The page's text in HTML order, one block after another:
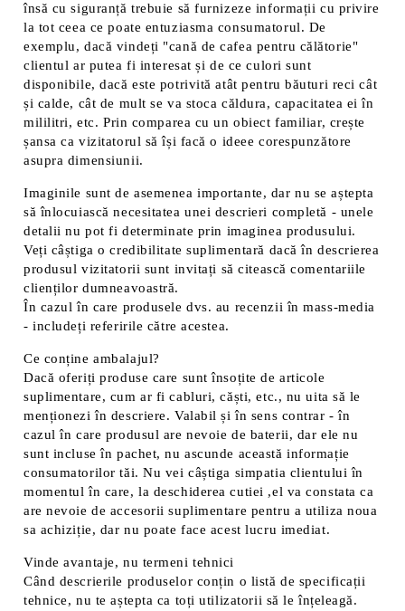
însă cu siguranță trebuie să furnizeze informații cu privire
la tot ceea ce poate entuziasma consumatorul. De
exemplu, dacă vindeți "cană de cafea pentru călătorie"
clientul ar putea fi interesat și de ce culori sunt
disponibile, dacă este potrivită atât pentru băuturi reci cât
și calde, cât de mult se va stoca căldura, capacitatea ei în
mililitri, etc. Prin comparea cu un obiect familiar, crește
șansa ca vizitatorul să își facă o ideee corespunzătore
asupra dimensiunii.
Imaginile sunt de asemenea importante, dar nu se aștepta
să înlocuiască necesitatea unei descrieri completă - unele
detalii nu pot fi determinate prin imaginea produsului.
Veți câștiga o credibilitate suplimentară dacă în descrierea
produsul vizitatorii sunt invitați să citească comentariile
clienților dumneavoastră.
În cazul în care produsele dvs. au recenzii în mass-media
- includeți referirile către acestea.
Ce conține ambalajul?
Dacă oferiți produse care sunt însoțite de articole
suplimentare, cum ar fi cabluri, căști, etc., nu uita să le
menționezi în descriere. Valabil și în sens contrar - în
cazul în care produsul are nevoie de baterii, dar ele nu
sunt incluse în pachet, nu ascunde această informație
consumatorilor tăi. Nu vei câștiga simpatia clientului în
momentul în care, la deschiderea cutiei ,el va constata ca
are nevoie de accesorii suplimentare pentru a utiliza noua
sa achiziție, dar nu poate face acest lucru imediat.
Vinde avantaje, nu termeni tehnici
Când descrierile produselor conțin o listă de specificații
tehnice, nu te aștepta ca toți utilizatorii să le înțeleagă.